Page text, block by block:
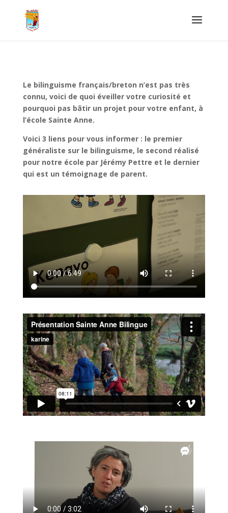
Le bilinguisme français/breton n’est pas très
connu, voici de quoi éveiller votre curiosité et
pourquoi pas bâtir un projet pour votre enfant, à
l’école Sainte Anne.
Voici 3 liens pour vous informer : le premier
généraliste sur le bilinguisme, le second réalisé
pour notre école par Jérémy Pettre et le dernier
qui est un témoignage de parent.